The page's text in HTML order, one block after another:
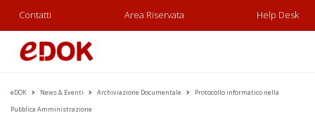
Help Desk
Area Riservata
Contatti
eDOK News & Eventi Archiviazione Documentale
Protocollo informatico nella
Pubblica Amministrazione